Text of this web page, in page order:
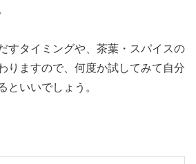
すタイミングや、茶葉・スパイスの
りますので、何度か試してみて自分
といいでしょう。